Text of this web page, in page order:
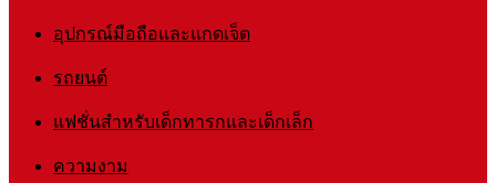
อุปกรณ์มือถือและแกดเจ็ต
รถยนต์
แฟชั่นสำหรับเด็กทารกและเด็กเล็ก
ความงาม